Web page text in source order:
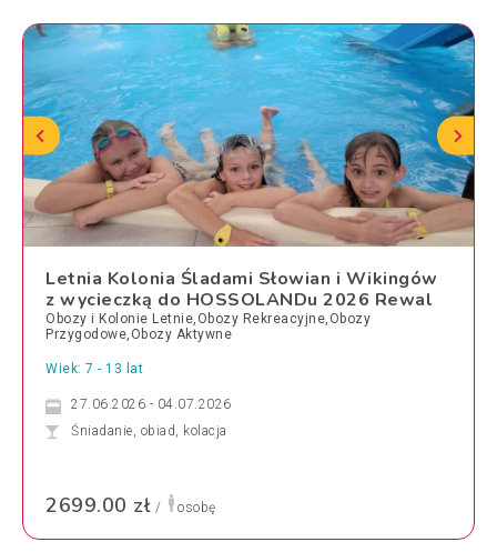
Letnia Kolonia Śladami Słowian i Wikingów
z wycieczką do HOSSOLANDu 2026 Rewal
Obozy i Kolonie Letnie,Obozy Rekreacyjne,Obozy
Przygodowe,Obozy Aktywne
Wiek: 7 - 13 lat
27.06.2026 - 04.07.2026
Śniadanie, obiad, kolacja
2699.00 zł / osobę